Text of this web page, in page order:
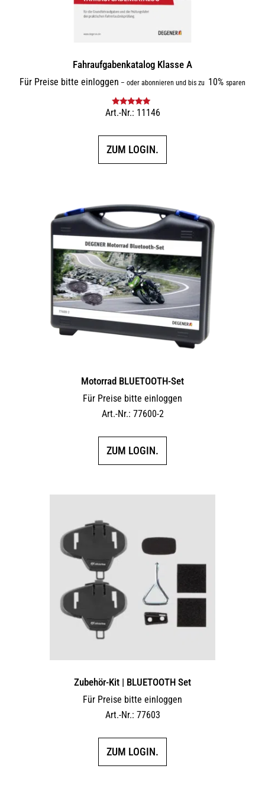
Fahraufgabenkatalog Klasse A
Für Preise bitte einloggen – oder abonnieren und bis zu 10% sparen
Bewertet mit
Art.-Nr.: 11146
ZUM LOGIN.
Motorrad BLUETOOTH-Set
Für Preise bitte einloggen
Art.-Nr.: 77600-2
ZUM LOGIN.
Zubehör-Kit | BLUETOOTH Set
Für Preise bitte einloggen
Art.-Nr.: 77603
ZUM LOGIN.